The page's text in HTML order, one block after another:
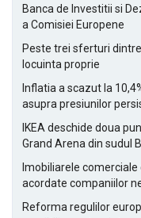
Banca de Investitii si
a Comisiei Europene
Peste trei sferturi
locuinta proprie
Inflatia a scazut la
asupra presiunilor
IKEA deschide doua
Grand Arena din sudul
Imobiliarele
acordate companiilor
Reforma regulilor